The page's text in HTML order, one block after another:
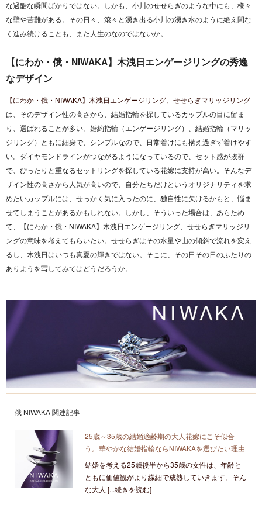
な過酷な瞬間ばかりではない。しかも、小川のせせらぎのような中にも、様々
な壁や苦難がある。その日々、滾々と湧き出る小川の湧き水のように絶え間な
く進み続けることも、また人生のなのではないか。
【にわか・俄・NIWAKA】木洩日エンゲージリングの秀逸
なデザイン
【にわか・俄・NIWAKA】木洩日エンゲージリング、せせらぎマリッジリング
は、そのデザイン性の高さから、結婚指輪を探しているカップルの目に留ま
り、選ばれることが多い。婚約指輪（エンゲージリング）、結婚指輪（マリッ
ジリング）ともに細身で、シンプルなので、日常着けにも構え過ぎず着けやす
い。ダイヤモンドラインがつながるようになっているので、セット感が抜群
で、ぴったりと重なるセットリングを探している花嫁に支持が高い。そんなデ
ザイン性の高さから人気が高いので、自分たちだけというオリジナリティを求
めたいカップルには、せっかく気に入ったのに、独自性に欠けるかもと、悩ま
せてしまうことがあるかもしれない。しかし、そういった場合は、あらため
て、【にわか・俄・NIWAKA】木洩日エンゲージリング、せせらぎマリッジリ
ングの意味を考えてもらいたい。せせらぎはその水量や山の傾斜で流れを変え
るし、木洩日はいつも真夏の輝きではない。そこに、その日その日のふたりの
ありようを写してみてはどうだろうか。
俄 NIWAKA 関連記事
25歳～35歳の結婚適齢期の大人花嫁にこそ似合
う。華やかな結婚指輪ならNIWAKAを選びたい理由
結婚を考える25歳後半から35歳の女性は、年齢と
ともに価値観がより繊細で成熟していきます。そん
な大人 [...続きを読む]